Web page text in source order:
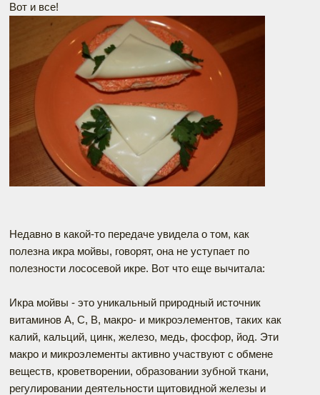
Вот и все!
Недавно в какой-то передаче увидела о том, как
полезна икра мойвы, говорят, она не уступает по
полезности лососевой икре. Вот что еще вычитала:
Икра мойвы - это уникальный природный источник
витаминов А, С, В, макро- и микроэлементов, таких как
калий, кальций, цинк, железо, медь, фосфор, йод. Эти
макро и микроэлементы активно участвуют с обмене
веществ, кроветворении, образовании зубной ткани,
регулировании деятельности щитовидной железы и